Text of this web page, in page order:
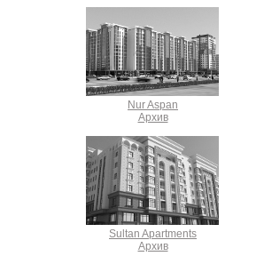
Nur Aspan
Архив
Sultan Apartments
Архив